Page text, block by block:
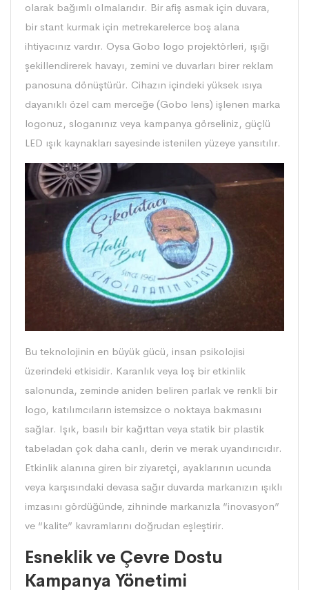
olarak bağımlı olmalarıdır. Bir afiş asmak için duvara,
bir stant kurmak için metrekarelerce boş alana
ihtiyacınız vardır. Oysa Gobo logo projektörleri, ışığı
şekillendirerek havayı, zemini ve duvarları birer reklam
panosuna dönüştürür. Cihazın içindeki yüksek ısıya
dayanıklı özel cam merceğe (Gobo lens) işlenen marka
logonuz, sloganınız veya kampanya görseliniz, güçlü
LED ışık kaynakları sayesinde istenilen yüzeye yansıtılır.
Bu teknolojinin en büyük gücü, insan psikolojisi
üzerindeki etkisidir. Karanlık veya loş bir etkinlik
salonunda, zeminde aniden beliren parlak ve renkli bir
logo, katılımcıların istemsizce o noktaya bakmasını
sağlar. Işık, basılı bir kağıttan veya statik bir plastik
tabeladan çok daha canlı, derin ve merak uyandırıcıdır.
Etkinlik alanına giren bir ziyaretçi, ayaklarının ucunda
veya karşısındaki devasa sağır duvarda markanızın ışıklı
imzasını gördüğünde, zihninde markanızla “inovasyon”
ve “kalite” kavramlarını doğrudan eşleştirir.
Esneklik ve Çevre Dostu
Kampanya Yönetimi